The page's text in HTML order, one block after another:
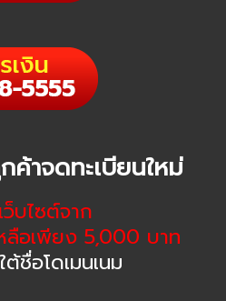
ค้าจดทะเบียนใหม่
บไซต์จาก
อเพียง 5,000 บาท
ชื่อโดเมนเนม